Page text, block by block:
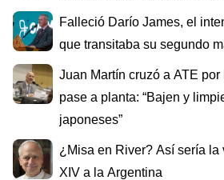
Falleció Darío James, el
que transitaba su segundo
Juan Martín cruzó a ATE por
pase a planta: “Bajen y
japoneses”
¿Misa en River? Así sería la
XIV a la Argentina